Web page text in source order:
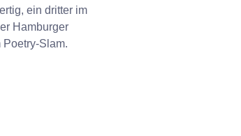
ein dritter im
Hamburger
Slam.